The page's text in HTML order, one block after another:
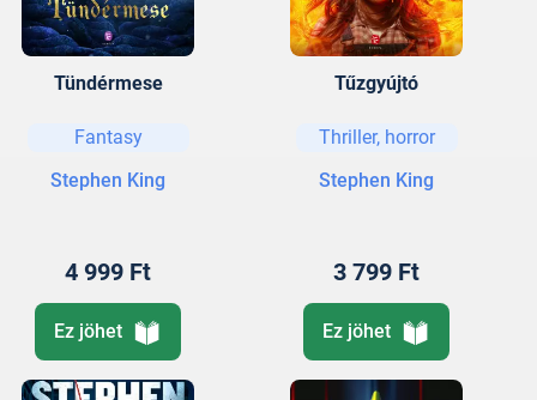
Tündérmese
Fantasy
Stephen King
4 999 Ft
Ez jöhet
Tűzgyújtó
Thriller, horror
Stephen King
3 799 Ft
Ez jöhet